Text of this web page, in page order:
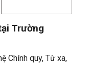
Trường
Chính quy, Từ xa,